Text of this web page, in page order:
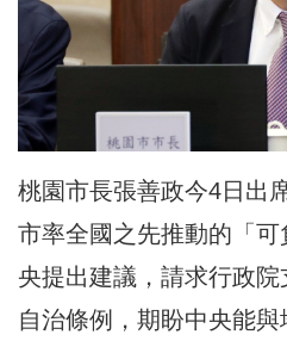
桃園市長張善政今4日出
市率全國之先推動的「
央提出建議，請求行政
自治條例，期盼中央能